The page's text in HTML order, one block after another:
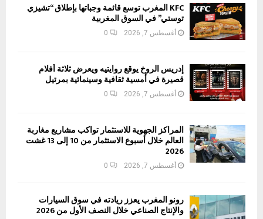
KFC المغرب توسع قائمة وجباتها بإطلاق “تشيزي
توستي” في السوق المغربية
أغسطس 7, 2026 0
إدريس الروخ يوقع روايتيه ويعرض ثلاثة أفلام
قصيرة في أمسية ثقافية وسينمائية بمرتيل
أغسطس 7, 2026 0
المراكز الجهوية للاستثمار تواكب مشاريع مغاربة
العالم خلال أسبوع الاستثمار من 10 إلى 13 غشت
2026
أغسطس 7, 2026 0
رونو المغرب يعزز ريادته في سوق السيارات
والإنتاج الصناعي خلال النصف الأول من 2026